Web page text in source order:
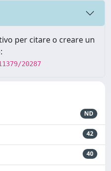
per citare o creare un
20287
ND
42
40